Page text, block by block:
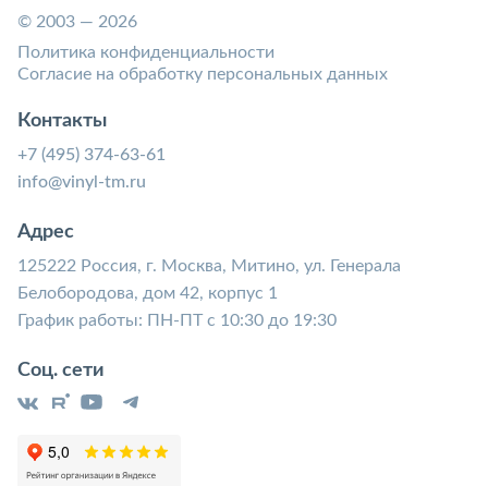
© 2003 — 2026
Политика конфиденциальности
Согласие на обработку персональных данных
Контакты
+7 (495) 374-63-61
info@vinyl-tm.ru
Адрес
125222 Россия, г. Москва, Митино, ул. Генерала
Белобородова, дом 42, корпус 1
График работы: ПН-ПТ с 10:30 до 19:30
Соц. сети